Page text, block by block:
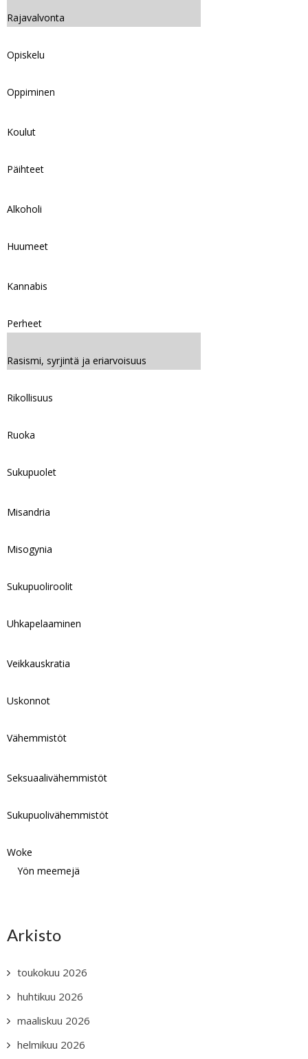
Rajavalvonta
Opiskelu
Oppiminen
Koulut
Päihteet
Alkoholi
Huumeet
Kannabis
Perheet
Rasismi, syrjintä ja eriarvoisuus
Rikollisuus
Ruoka
Sukupuolet
Misandria
Misogynia
Sukupuoliroolit
Uhkapelaaminen
Veikkauskratia
Uskonnot
Vähemmistöt
Seksuaalivähemmistöt
Sukupuolivähemmistöt
Woke
Yön meemejä
Arkisto
toukokuu 2026
huhtikuu 2026
maaliskuu 2026
helmikuu 2026